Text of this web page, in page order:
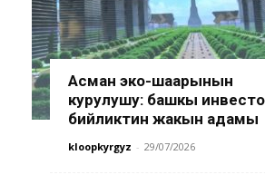
Асман эко-шаарынын
курулушу: башкы
бийликтин жакын адамы
kloopkyrgyz - 29/07/2026